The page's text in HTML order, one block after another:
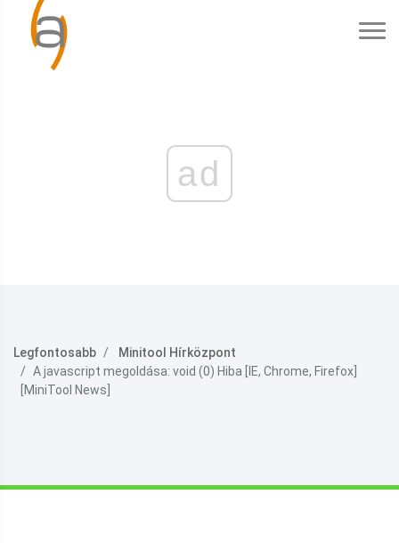
ad
Legfontosabb
Minitool Hírközpont
A javascript megoldása: void (0) Hiba [IE, Chrome, Firefox]
[MiniTool News]